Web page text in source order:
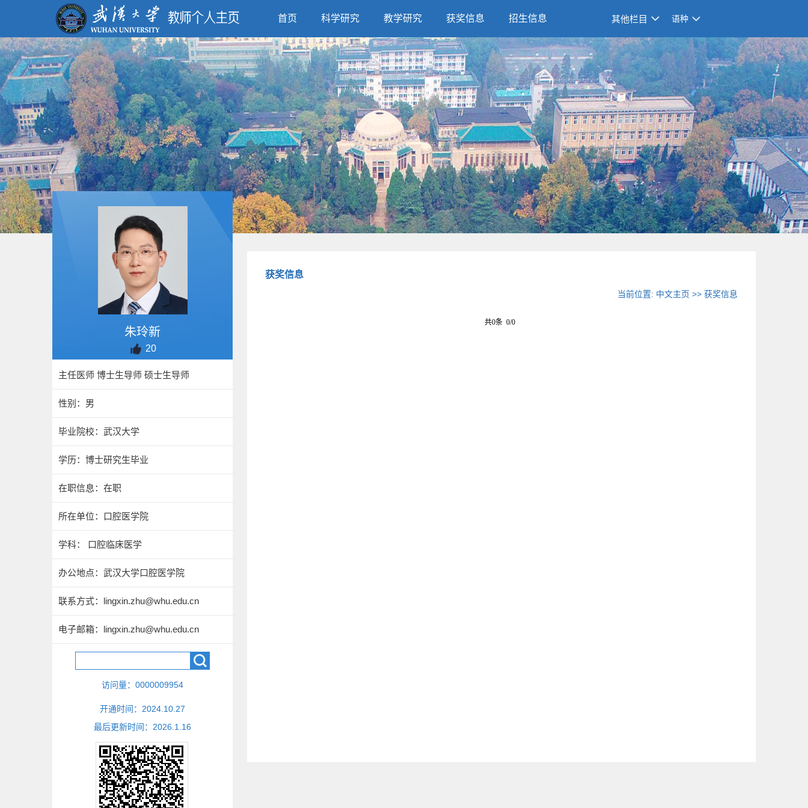
首页 科学研究 教学研究 获奖信息 招生信息 其他栏目 语种
朱玲新
20
主任医师 博士生导师 硕士生导师
性别：男
毕业院校：武汉大学
学历：博士研究生毕业
在职信息：在职
所在单位：口腔医学院
学科： 口腔临床医学
办公地点：武汉大学口腔医学院
联系方式：lingxin.zhu@whu.edu.cn
电子邮箱： lingxin.zhu@whu.edu.cn
访问量： 0000009954
开通时间： 2024 10 27
最后更新时间： 2026 1 16
获奖信息
当前位置: 中文主页 >>获奖信息
共0条 0/0